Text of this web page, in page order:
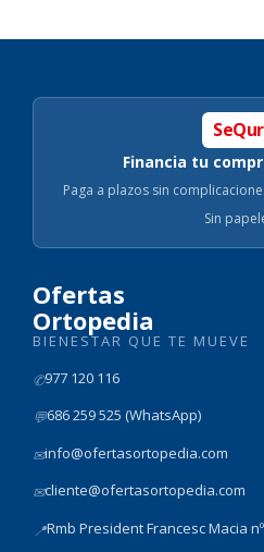
Financia tu
Paga a plazos sin
Sin
Ofertas
Ortopedia
BIENESTAR QUE TE MUEVE
✆977 120 116
💬686 259 525 (WhatsApp)
✉info@ofertasortopedia.com
✉cliente@ofertasortopedia.com
📍Rmb President Francesc Macia